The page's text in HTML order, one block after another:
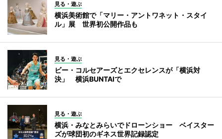
見る・遊ぶ
横浜美術館で「マリー・アントワネット・スタイ
ル」展 世界初公開作品も
見る・遊ぶ
ビー・コルセアーズとエクセレンスが「横浜対
決」 横浜BUNTAIで
見る・遊ぶ
横浜・みなとみらいでドローンショー ベイスター
ズが球団初のギネス世界記録認定